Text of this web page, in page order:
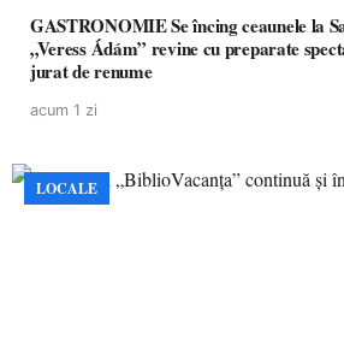
GASTRONOMIE Se încing ceaunele la Satu Mare! Concursul
„Veress Ádám” revine cu preparate
jurat de renume
acum 1 zi
LOCALE